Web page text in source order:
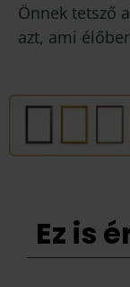
Önnek tetsző
azt, ami
Ez is